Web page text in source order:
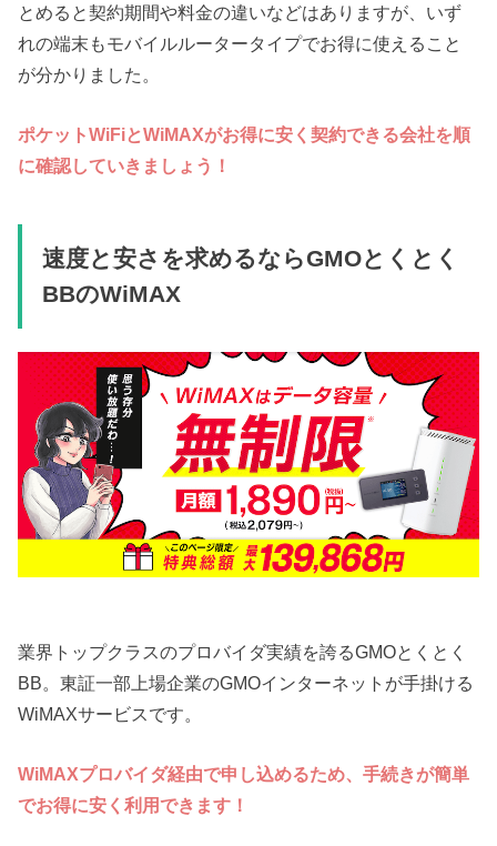
とめると契約期間や料金の違いなどはありますが、いず
れの端末もモバイルルータータイプでお得に使えること
が分かりました。
ポケットWiFiとWiMAXがお得に安く契約できる会社を順
に確認していきましょう！
速度と安さを求めるならGMOとくとく
BBのWiMAX
業界トップクラスのプロバイダ実績を誇るGMOとくとく
BB。東証一部上場企業のGMOインターネットが手掛ける
WiMAXサービスです。
WiMAXプロバイダ経由で申し込めるため、手続きが簡単
でお得に安く利用できます！